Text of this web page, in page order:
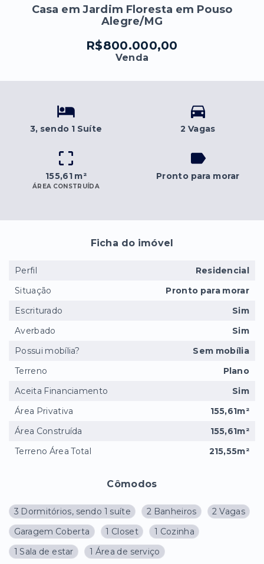
Casa em Jardim Floresta em Pouso
Alegre/MG
R$800.000,00
Venda
3, sendo 1 Suíte 2 Vagas
155,61 m²
ÁREA CONSTRUÍDA
Pronto para morar
Cômodos
3 Dormitórios, sendo 1 suíte 2 Banheiros
2 Vagas
Garagem Coberta
1 Closet
1 Cozinha
1 Sala de estar
1 Área de serviço
Ficha do imóvel
Perfil
Residencial
Situação
Pronto para morar
Escriturado
Sim
Averbado
Sim
Possui mobília?
Sem mobília
Terreno
Plano
Aceita Financiamento
Sim
Área Privativa
155,61m²
Área Construída
155,61m²
Terreno Área Total
215,55m²